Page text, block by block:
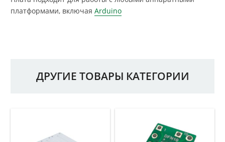
платформами, включая Arduino
ДРУГИЕ ТОВАРЫ КАТЕГОРИИ